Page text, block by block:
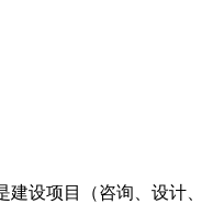
设项目（咨询、设计、